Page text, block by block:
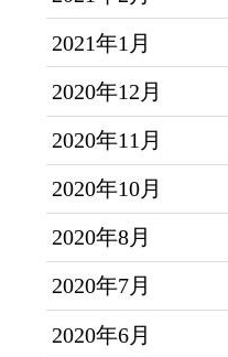
2021年1月
2020年12月
2020年11月
2020年10月
2020年8月
2020年7月
2020年6月